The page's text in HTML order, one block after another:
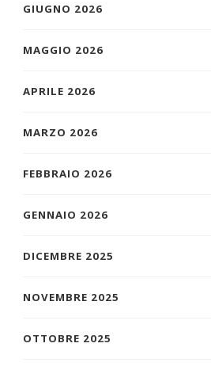
GIUGNO 2026
MAGGIO 2026
APRILE 2026
MARZO 2026
FEBBRAIO 2026
GENNAIO 2026
DICEMBRE 2025
NOVEMBRE 2025
OTTOBRE 2025